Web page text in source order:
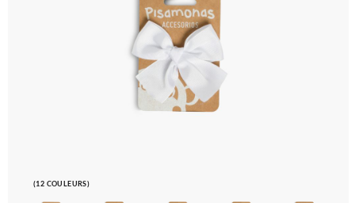
(12 COULEURS)